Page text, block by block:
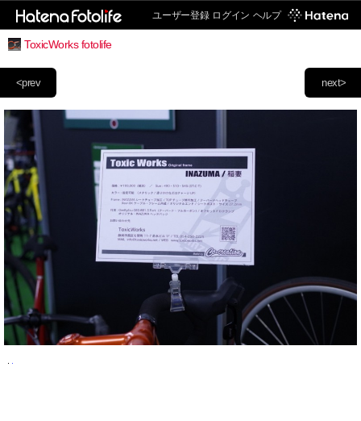
ユーザー登録 ログイン ヘルプ
ToxicWorks fotolife
next>
<prev